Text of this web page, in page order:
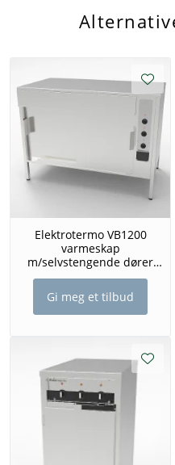
Elektrotermo VB1200
varmeskap
m/selvstengende dører
dim: 120
Gi meg et tilbud